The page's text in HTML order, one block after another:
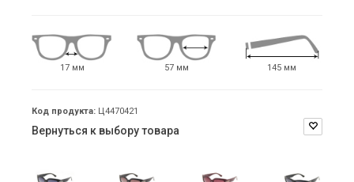
17 мм 57 мм 145 мм
Код продукта: Ц4470421
Вернуться к выбору товара